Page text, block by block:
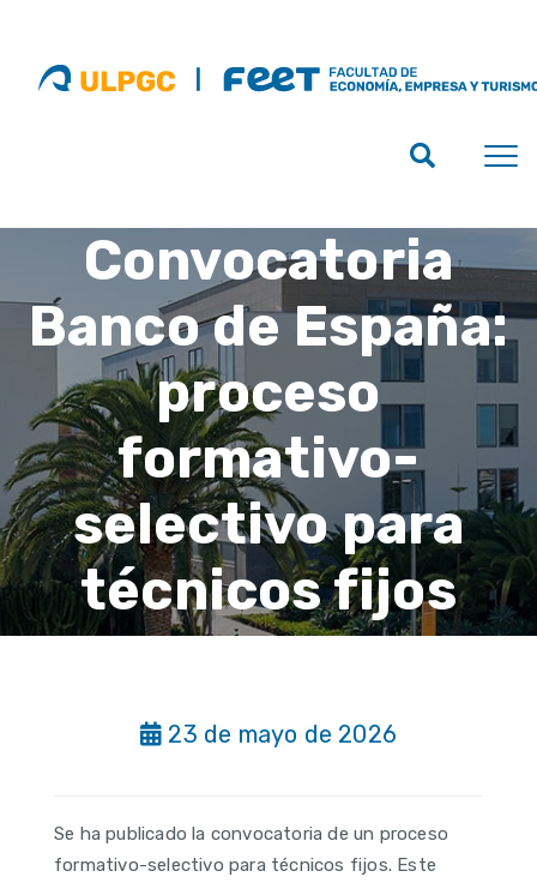
Convocatoria
Banco de España:
proceso
formativo-
selectivo para
técnicos fijos
23 de mayo de 2026
Se ha publicado la convocatoria de un proceso
formativo-selectivo para técnicos fijos. Este